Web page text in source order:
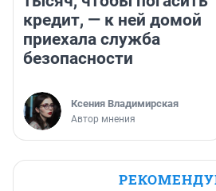
кредит, — к ней домой
приехала служба
безопасности
Ксения Владимирская
Автор мнения